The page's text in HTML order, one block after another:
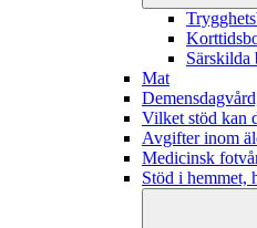
Särskilda
Mat
Vilket stöd kan
Avgifter inom
Medicinsk
Stöd i hemmet,